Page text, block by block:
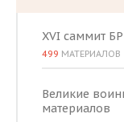
XVI саммит
499 МАТЕРИАЛОВ
Великие
материалов